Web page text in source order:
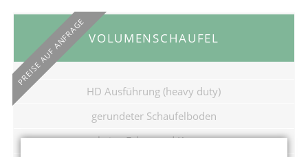
VOLUMENSCHAUFEL
PREISE AUF ANFRAGE
HD Ausführung (heavy duty)
gerundeter Schaufelboden
keine Ecken und Kanten